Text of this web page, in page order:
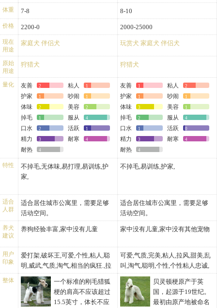
体重 7-8 8-10
价格 2200-0 2000-25000
现在
用途
家庭犬 伴侣犬 玩赏犬 家庭犬 伴侣犬
原始
用途
狩猎犬 狩猎犬
量化 友善 2 粘人 1
护家 1 吵闹 1
体味 2 美容 2
掉毛 1 服从 4
口水 2 活跃 1
精力 3 耐寒 4
耐热 4
友善 1 粘人 2
护家 1 吵闹 1
体味 3 美容 1
掉毛 2 服从 4
口水 1 活跃 0
精力 3 耐寒 4
耐热 4
特性
不掉毛,无体味,易打理,易训练,护
家,
不掉毛,易训练,护家,
适合
人群
适合居住城市公寓里，需要足够
活动空间。
适合居住城市公寓里，需要足够
活动空间。
养犬
建议
养狗经验丰富,家中没有儿童 家中没有儿童,家中没有其他宠物
用户
印象
爱打架,破坏王,可爱,个性,粘人,聪
明,威武,气质,淘气,相当的疯狂.,拉
风,超级粘人
可爱,气质,完美,粘人,拉风,甜美,乱
叫,淘气,聪明,个性,个性粘人忠诚,
憨厚
整体
一个标准的刚毛猎狐
梗的肩高不应该超过
15.5英寸，体长不应
贝灵顿梗原产于英
国，起源于19世纪。
最初由原产地被命名